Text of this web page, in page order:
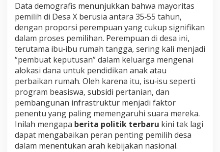
Data demografis menunjukkan bahwa mayoritas
pemilih di Desa X berusia antara 35‑55 tahun,
dengan proporsi perempuan yang cukup signifikan
dalam proses pemilihan. Perempuan di desa ini,
terutama ibu‑ibu rumah tangga, sering kali menjadi
“pembuat keputusan” dalam keluarga mengenai
alokasi dana untuk pendidikan anak atau
perbaikan rumah. Oleh karena itu, isu‑isu seperti
program beasiswa, subsidi pertanian, dan
pembangunan infrastruktur menjadi faktor
penentu yang paling memengaruhi suara mereka.
Inilah mengapa berita politik terbaru kini tak lagi
dapat mengabaikan peran penting pemilih desa
dalam menentukan arah kebijakan nasional.